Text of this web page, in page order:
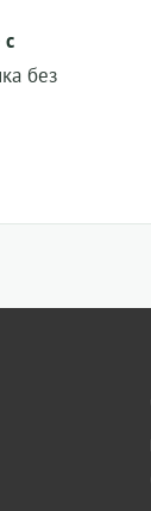
без